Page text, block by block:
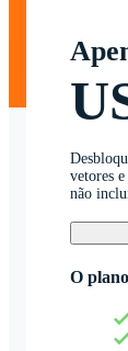
vetores
não
O